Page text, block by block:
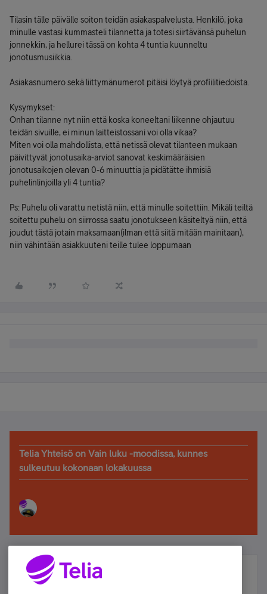
Tilasin tälle päivälle soiton teidän asiakaspalvelusta. Henkilö, joka
minulle vastasi kummasteli tilannetta ja totesi siirtävänsä puhelun
jonnekkin, ja hellurei tässä on kohta 4 tuntia kuunneltu
jonotusmusiikkia.
Asiakasnumero sekä liittymänumerot pitäisi löytyä profiilitiedoista.
Kysymykset:
Onhan tilanne nyt niin että koska koneeltani liikenne ohjautuu
teidän sivuille, ei minun laitteistossani voi olla vikaa?
Miten voi olla mahdollista, että netissä olevat tilanteen mukaan
päivittyvät jonotusaika-arviot sanovat keskimääräisien
jonotusaikojen olevan 0-6 minuuttia ja pidätätte ihmisiä
puhelinlinjoilla yli 4 tuntia?
Ps: Puhelu oli varattu netistä niin, että minulle soitettiin. Mikäli teiltä
soitettu puhelu on siirrossa saatu jonotukseen käsiteltyä niin, että
joudut tästä jotain maksamaan(ilman että siitä mitään mainitaan),
niin vähintään asiakkuuteni teille tulee loppumaan
Telia Yhteisö on Vain luku -moodissa, kunnes
sulkeutuu kokonaan lokakuussa
Älä jää paitsi – osallistu ja voita!